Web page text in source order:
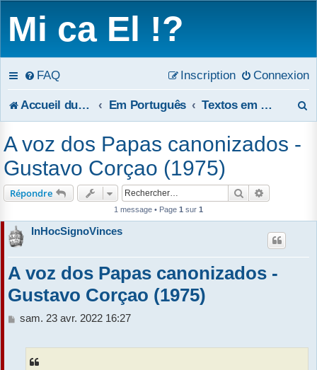
Mi ca El !?
FAQ Connexion
Inscription
Accueil du forum Em Português Textos em português
c
A voz dos Papas canonizados -
Gustavo Corçao (1975)
Répondre Rechercher
1 message • Page 1 sur 1
InHocSignoVinces
A voz dos Papas canonizados -
Gustavo Corçao (1975)
M
sam. 23 avr. 2022 16:27